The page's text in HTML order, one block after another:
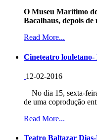
O Museu Marítimo
Bacalhaus, depois
Read More...
Cineteatro
12-02-2016
No dia 15, sexta-
de uma coprodução
Read More...
Teatro Baltazar